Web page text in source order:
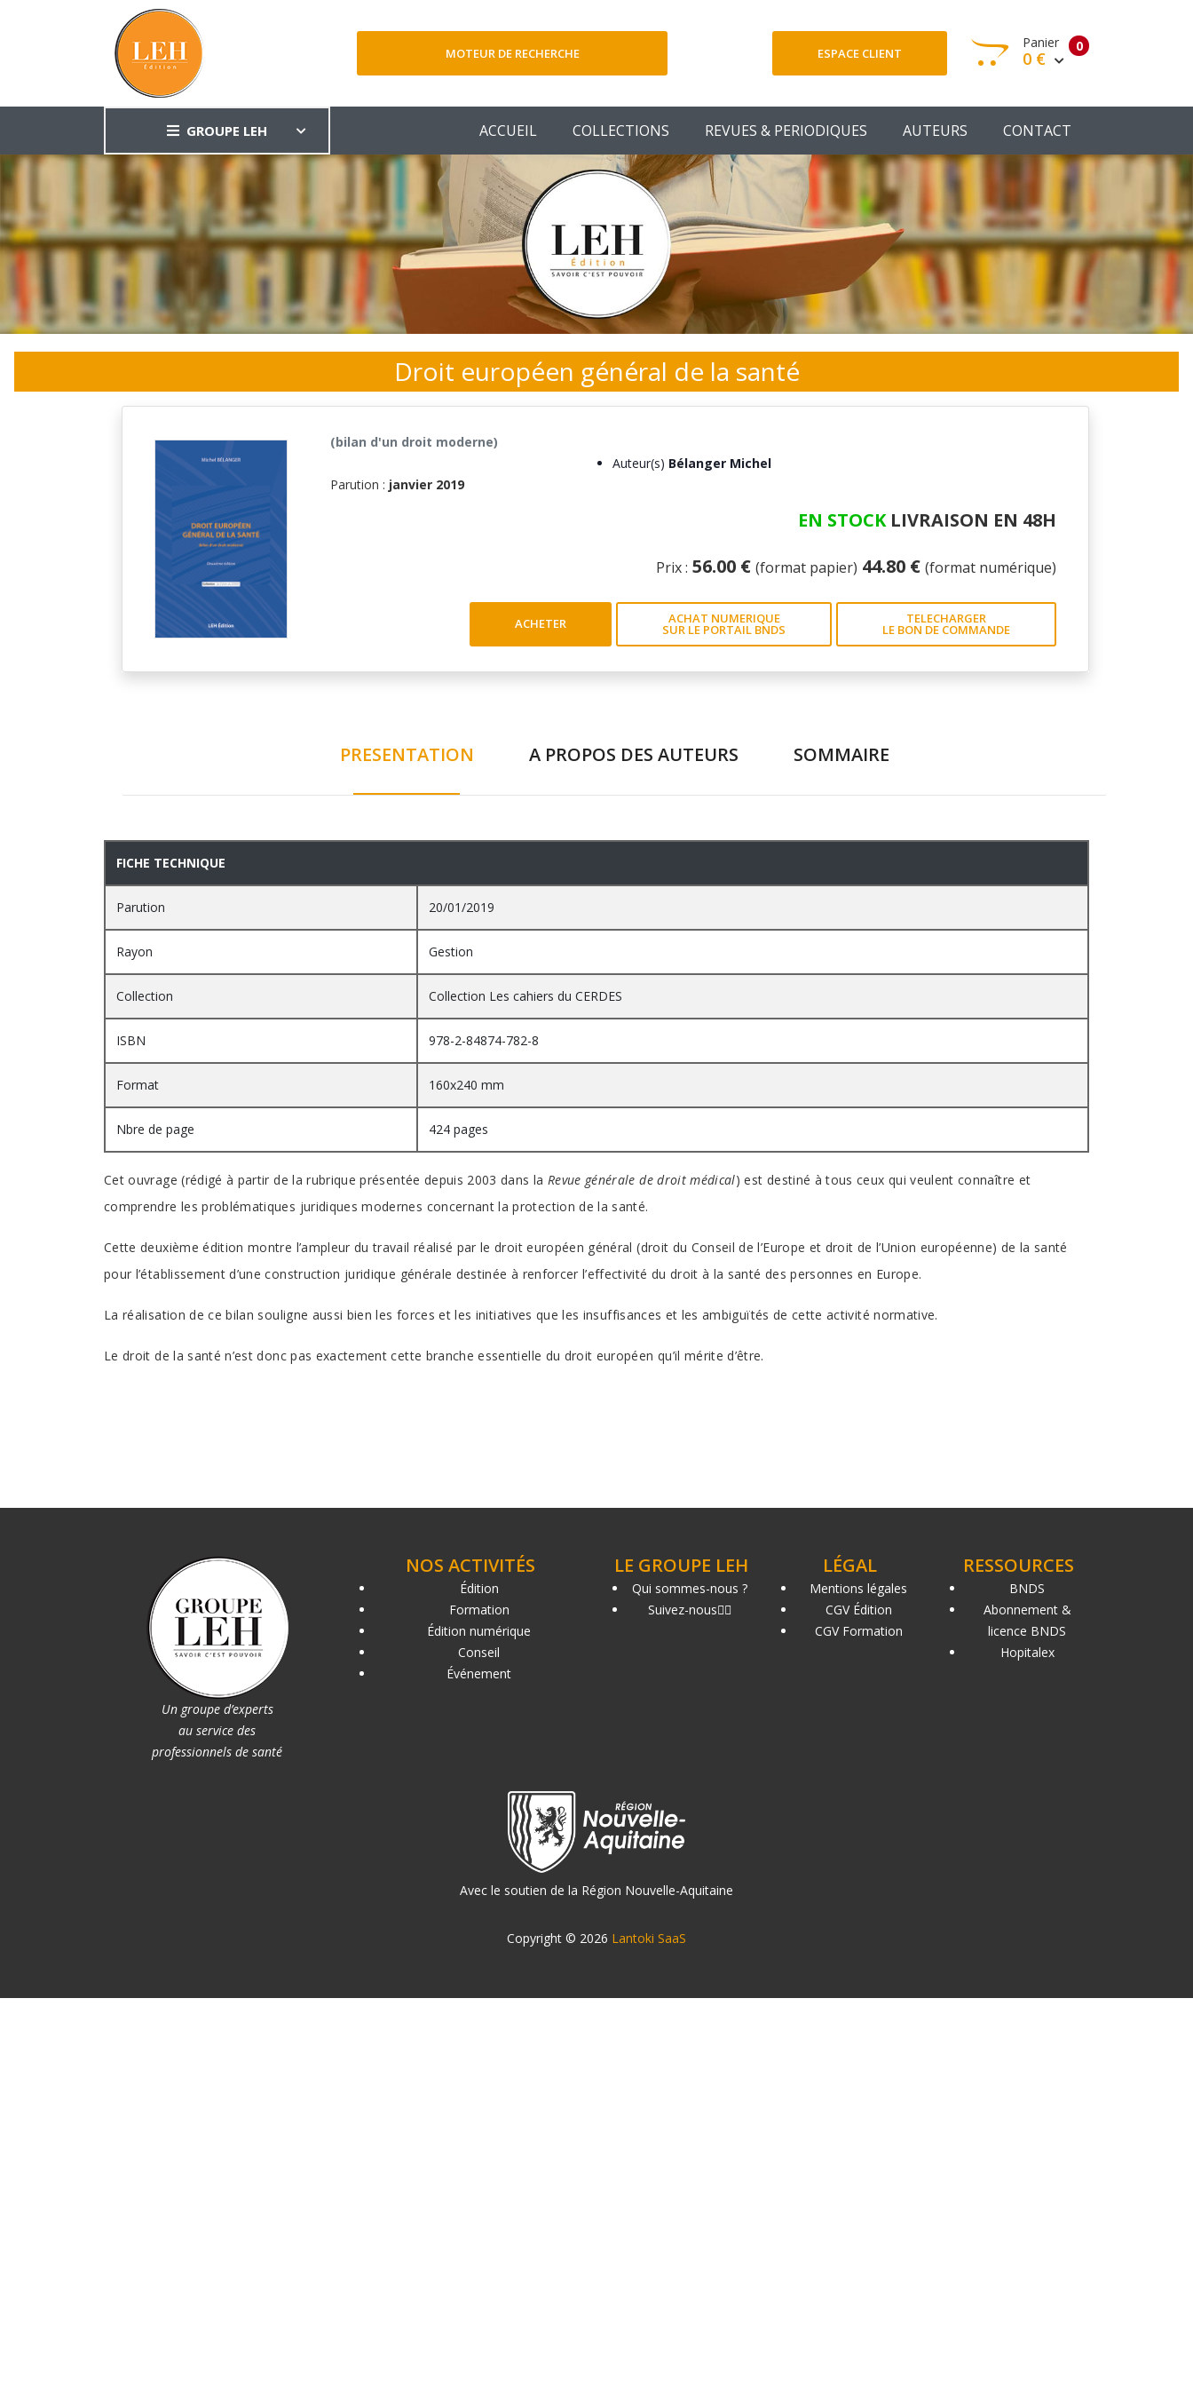
MOTEUR DE RECHERCHE ESPACE CLIENT 0
Panier
0 €
Votre panier est vide
Votre Panier
GROUPE LEH ACCUEIL COLLECTIONS REVUES & PERIODIQUES AUTEURS CONTACT
Droit européen général de la santé
(bilan d'un droit moderne)
Auteur(s) Bélanger Michel
Parution : janvier 2019
EN STOCKLIVRAISON EN 48H
Prix : 56.00 € (format papier) 44.80 € (format numérique)
ACHETER ACHAT NUMERIQUE
SUR LE PORTAIL BNDS
TELECHARGER
LE BON DE COMMANDE
PRESENTATION A PROPOS DES AUTEURS SOMMAIRE
PRESENTATION
FICHE TECHNIQUE
Parution 20/01/2019
Rayon Gestion
Collection Collection Les cahiers du CERDES
ISBN 978-2-84874-782-8
Format 160x240 mm
Nbre de page 424 pages
Cet ouvrage (rédigé à partir de la rubrique présentée depuis 2003 dans la Revue générale de droit médical) est destiné à tous ceux qui veulent connaître et
comprendre les problématiques juridiques modernes concernant la protection de la santé.
Cette deuxième édition montre l’ampleur du travail réalisé par le droit européen général (droit du Conseil de l’Europe et droit de l’Union européenne) de la santé
pour l’établissement d’une construction juridique générale destinée à renforcer l’effectivité du droit à la santé des personnes en Europe.
La réalisation de ce bilan souligne aussi bien les forces et les initiatives que les insuffisances et les ambiguïtés de cette activité normative.
Le droit de la santé n’est donc pas exactement cette branche essentielle du droit européen qu’il mérite d’être.
Un groupe d’experts
au service des
professionnels de santé
NOS ACTIVITÉS
Édition
Formation
Édition numérique
Conseil
Événement
LE GROUPE LEH
Qui sommes-nous ?
Suivez-nous
LÉGAL
Mentions légales
CGV Édition
CGV Formation
RESSOURCES
BNDS
Abonnement &
licence BNDS
Hopitalex
Avec le soutien de la Région Nouvelle-Aquitaine
Copyright © 2026 Lantoki SaaS